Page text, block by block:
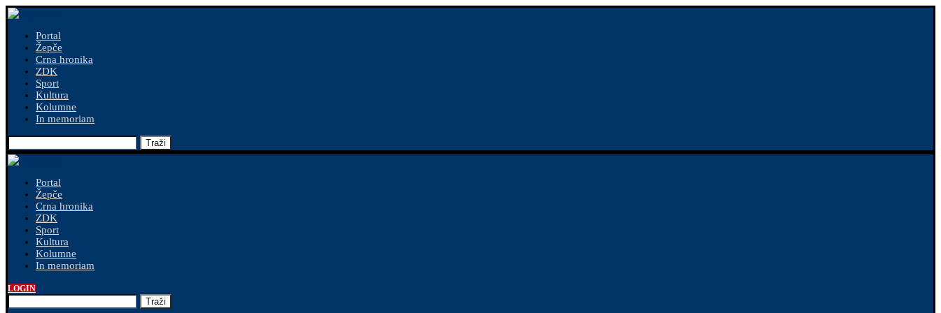
Portal
Žepče
Crna hronika
ZDK
Sport
Kultura
Kolumne
In memoriam
Traži
Portal
Žepče
Crna hronika
ZDK
Sport
Kultura
Kolumne
In memoriam
LOGIN
Traži